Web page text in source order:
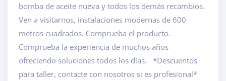
bomba de aceite nueva y todos los demás recambios.
Ven a visitarnos, instalaciones modernas de 600
metros cuadrados. Comprueba el producto.
Comprueba la experiencia de muchos años
ofreciendo soluciones todos los días. *Descuentos
para taller, contacte con nosotros si es profesional*